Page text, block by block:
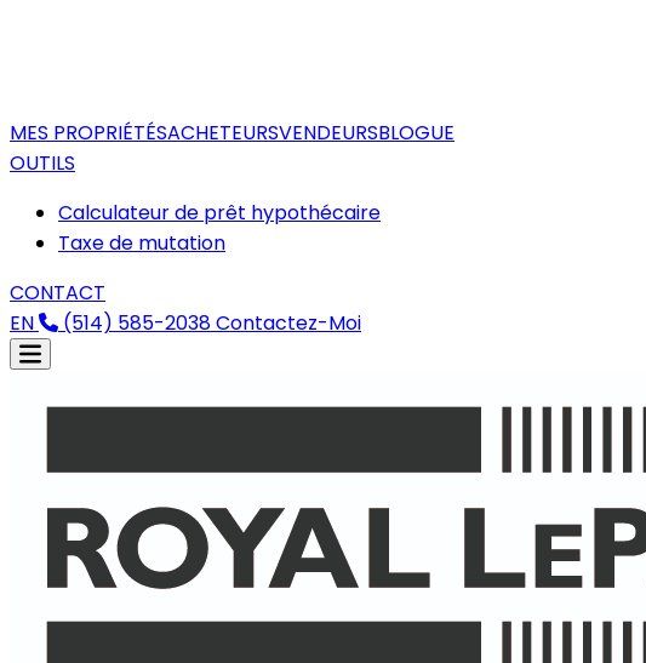
MES PROPRIÉTÉSACHETEURSVENDEURSBLOGUE
OUTILS
Calculateur de prêt hypothécaire
Taxe de mutation
CONTACT
EN
(514) 585-2038Contactez-Moi